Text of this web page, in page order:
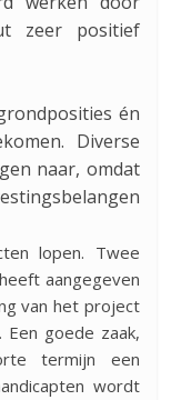
zeer positief
én
Diverse
naar, omdat
lopen. Twee
aangegeven
van het project
goede zaak,
termijn een
wordt